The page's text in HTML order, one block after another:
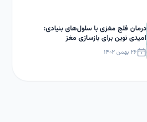
درمان فلج مغزی با سلول‌های بنیادی:
امیدی نوین برای بازسازی مغز
۲۶ بهمن ۱۴۰۲